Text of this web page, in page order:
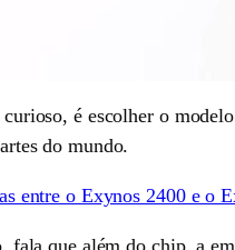
é escolher o
do mundo.
entre o Exynos 2400 e o
fala que além do chip, a